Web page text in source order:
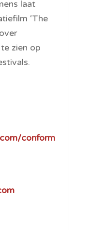
laat
‘The
zien op
conform